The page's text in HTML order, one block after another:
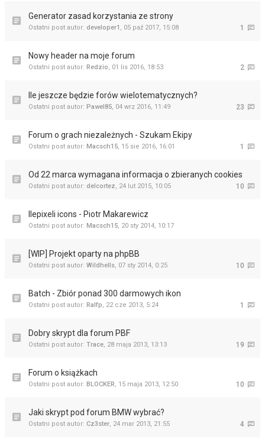
Generator zasad korzystania ze strony
1
Ostatni post autor: developer1 , 05 paź 2017, 15:08
Nowy header na moje forum
2
Ostatni post autor: Redzio, 01 lis 2016, 18:53
Ile jeszcze będzie forów wielotematycznych?
23
Ostatni post autor: Pawel85, 04 wrz 2016, 11:49
Forum o grach niezależnych - Szukam Ekipy
1
Ostatni post autor: Macsch15, 15 sie 2016, 16:01
Od 22 marca wymagana informacja o zbieranych cookies
10
Ostatni post autor: delcortez, 24 lut 2015, 10:05
Ilepixeli icons - Piotr Makarewicz
Ostatni post autor: Macsch15, 20 sty 2014, 10:17
[WIP] Projekt oparty na phpBB
10
Ostatni post autor: Wildhells, 07 sty 2014, 0:25
Batch - Zbiór ponad 300 darmowych ikon
1
Ostatni post autor: Ralfp, 22 cze 2013, 5:24
Dobry skrypt dla forum PBF
19
Ostatni post autor: Trace, 28 maja 2013, 13:13
Forum o książkach
10
Ostatni post autor: BLOCKER, 15 maja 2013, 12:50
Jaki skrypt pod forum BMW wybrać?
4
Ostatni post autor: Cz3ster, 24 mar 2013, 21:55